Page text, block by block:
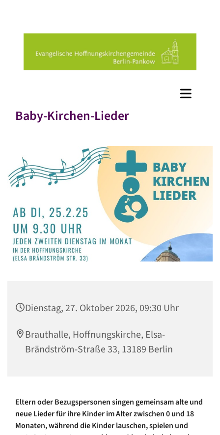
Baby-Kirchen-Lieder
Dienstag, 27. Oktober 2026, 09:30 Uhr
Brauthalle, Hoffnungskirche, Elsa-
Brändström-Straße 33, 13189 Berlin
Eltern oder Bezugspersonen singen gemeinsam alte und
neue Lieder für ihre Kinder im Alter zwischen 0 und 18
Monaten, während die Kinder lauschen, spielen und